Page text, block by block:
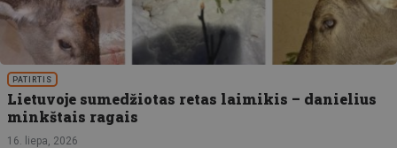
PATIRTIS
Lietuvoje sumedžiotas retas laimikis – danielius
minkštais ragais
16. liepa, 2026